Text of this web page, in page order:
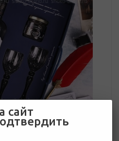
сайт